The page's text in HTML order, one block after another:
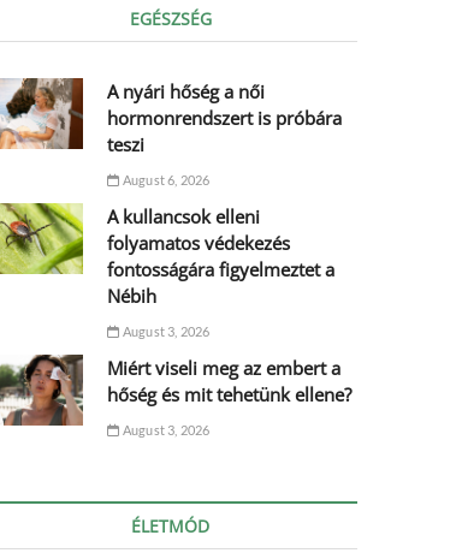
EGÉSZSÉG
A nyári hőség a női
hormonrendszert is próbára
teszi
August 6, 2026
A kullancsok elleni
folyamatos védekezés
fontosságára figyelmeztet a
Nébih
August 3, 2026
Miért viseli meg az embert a
hőség és mit tehetünk ellene?
August 3, 2026
ÉLETMÓD